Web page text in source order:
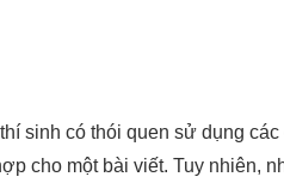
sinh có thói quen sử dụng
cho một bài viết. Tuy nhiên,